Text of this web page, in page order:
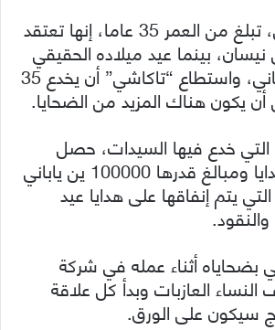
وقالت امرأة أخرى، تبلغ من العمر 35 عاما، إنها تعتقد
بينما عيد ميلاده الحقيقي
في 13 تشرين الثاني، واستطاع “تاكاشي” أن يخدع 35
أن يكون هناك المزيد من الضحايا.
التي خدع فيها السيدات، حصل
“تاكاشي” على هدايا ومبالغ قدرها 100000 ين ياباني
يتم إنفاقها على هدايا عيد
بضحاياه أثناء عمله في شركة
العازبات وبدأ كل علاقة
سيكون على الورق.